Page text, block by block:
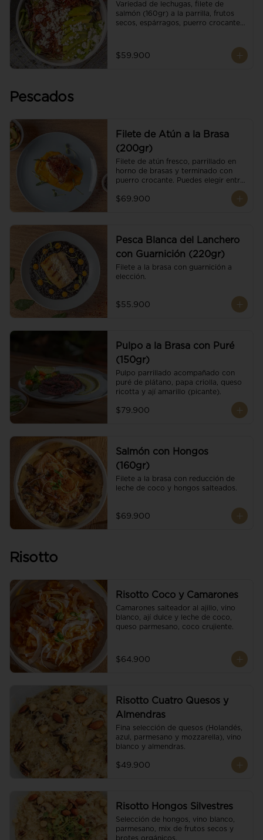
Variedad de lechugas, filete de
salmón (160gr) a la parrilla, frutos
secos, espárragos, puerro crocante,
$59.900
Pescados
Filete de Atún a la Brasa
(200gr)
Filete de atún fresco, parrillado en
horno de brasas y terminado con
puerro crocante. Puedes elegir entre
$69.900
Pesca Blanca del Lanchero
con Guarnición (220gr)
Filete a la brasa con guarnición a
elección.
$55.900
Pulpo a la Brasa con Puré
(150gr)
Pulpo parrillado acompañado con
puré de plátano, papa criolla, queso
ricotta y ají amarillo (picante).
$79.900
Salmón con Hongos
(160gr)
Filete a la brasa con reducción de
leche de coco y hongos salteados.
$69.900
Risotto
Risotto Coco y Camarones
Camarones salteador al ajillo, vino
blanco, ají dulce y leche de coco,
queso parmesano, coco crujiente.
$64.900
Risotto Cuatro Quesos y
Almendras
Fina selección de quesos (Holandés,
azul, parmesano y mozzarella), vino
blanco y almendras.
$49.900
Risotto Hongos Silvestres
Selección de hongos, vino blanco,
parmesano, mix de frutos secos y
brotes orgánicos.